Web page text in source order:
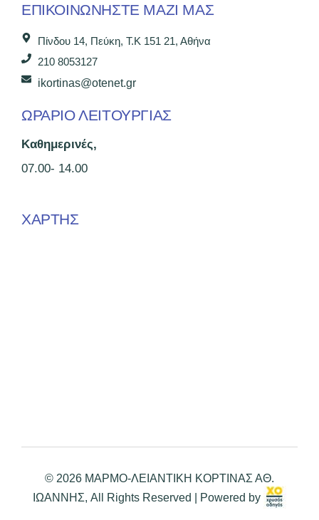
ΕΠΙΚΟΙΝΩΝΉΣΤΕ ΜΑΖΊ ΜΑΣ
Πίνδου 14, Πεύκη, Τ.Κ 151 21, Αθήνα
210 8053127
ikortinas@otenet.gr
ΩΡΑΡΙΟ ΛΕΙΤΟΥΡΓΙΑΣ
Καθημερινές,
07.00- 14.00
ΧΑΡΤΗΣ
© 2026 ΜΑΡΜΟ-ΛΕΙΑΝΤΙΚΗ ΚΟΡΤΙΝΑΣ ΑΘ.
ΙΩΑΝΝΗΣ, All Rights Reserved | Powered by